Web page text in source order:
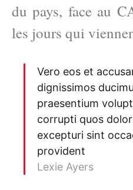
du pays, face au
les jours qui
Vero eos et
dignissimos
praesentium
corrupti quos
excepturi sint
provident
Lexie Ayers